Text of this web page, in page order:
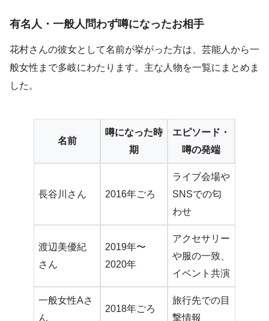
有名人・一般人問わず噂になったお相手
花村さんの彼女として名前が挙がった方は、芸能人から一
般女性まで多岐にわたります。主な人物を一覧にまとめま
した。
名前
噂になった時
期
エピソード・
噂の発端
長谷川さん 2016年ごろ
ライブ会場や
SNSでの匂
わせ
渡辺美優紀
さん
2019年〜
2020年
アクセサリー
や服の一致、
イベント共演
一般女性Aさ
ん
2018年ごろ
旅行先での目
撃情報